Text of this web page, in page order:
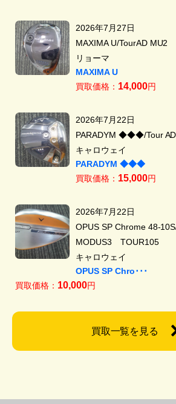
2026年7月27日
MAXIMA U/TourAD MU2
リョーマ
MAXIMA U
買取価格： 14,000円
2026年7月22日
PARADYM ◆◆◆/Tour
キャロウェイ
PARADYM ◆◆◆
買取価格： 15,000円
2026年7月22日
OPUS SP Chrome 48-
MODUS3 TOUR105
キャロウェイ
OPUS SP Chro･･･
買取価格： 10,000円
買取一覧を見る